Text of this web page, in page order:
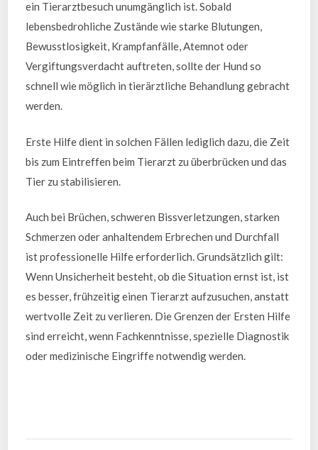
ein Tierarztbesuch unumgänglich ist. Sobald
lebensbedrohliche Zustände wie starke Blutungen,
Bewusstlosigkeit, Krampfanfälle, Atemnot oder
Vergiftungsverdacht auftreten, sollte der Hund so
schnell wie möglich in tierärztliche Behandlung gebracht
werden.
Erste Hilfe dient in solchen Fällen lediglich dazu, die Zeit
bis zum Eintreffen beim Tierarzt zu überbrücken und das
Tier zu stabilisieren.
Auch bei Brüchen, schweren Bissverletzungen, starken
Schmerzen oder anhaltendem Erbrechen und Durchfall
ist professionelle Hilfe erforderlich. Grundsätzlich gilt:
Wenn Unsicherheit besteht, ob die Situation ernst ist, ist
es besser, frühzeitig einen Tierarzt aufzusuchen, anstatt
wertvolle Zeit zu verlieren. Die Grenzen der Ersten Hilfe
sind erreicht, wenn Fachkenntnisse, spezielle Diagnostik
oder medizinische Eingriffe notwendig werden.